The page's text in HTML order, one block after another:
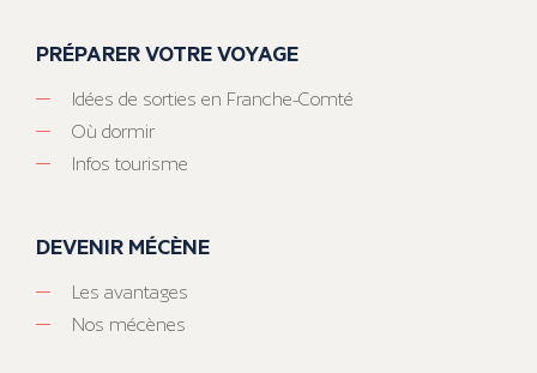
PRÉPARER VOTRE VOYAGE
Idées de sorties en Franche-Comté
Où dormir
Infos tourisme
DEVENIR MÉCÈNE
Les avantages
Nos mécènes